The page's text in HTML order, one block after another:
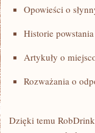
Opowieści o
Historie
Artykuły o
Rozważania o
Dzięki temu